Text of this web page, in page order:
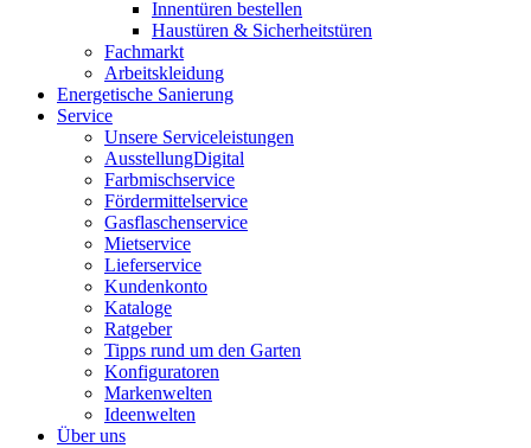
Innentüren bestellen
Haustüren & Sicherheitstüren
Fachmarkt
Arbeitskleidung
Energetische Sanierung
Service
Unsere Serviceleistungen
AusstellungDigital
Farbmischservice
Fördermittelservice
Gasflaschenservice
Mietservice
Lieferservice
Kundenkonto
Kataloge
Ratgeber
Tipps rund um den Garten
Konfiguratoren
Markenwelten
Ideenwelten
Über uns